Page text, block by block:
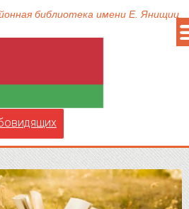
библиотека имени Е. Янищиц